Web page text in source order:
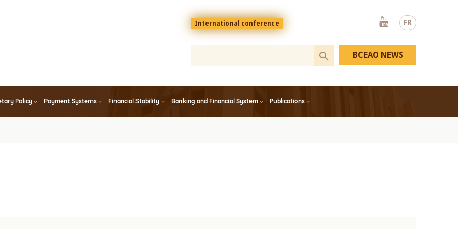
FR
Menu
top
En
International conference
Youtube
Policy Payment Systems Financial Stability Banking and Financial System Publications
BCEAO NEWS